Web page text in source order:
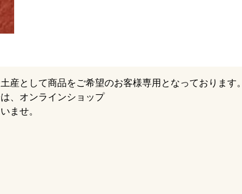
産として商品をご希望のお客様専用となっております。
、オンラインショップ
ませ。